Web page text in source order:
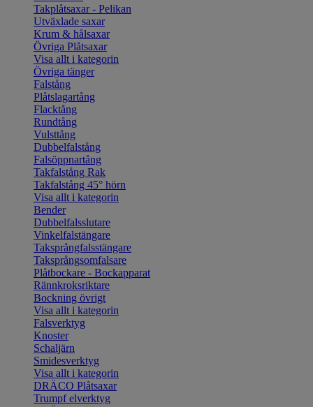
Takplåtsaxar - Pelikan
Utväxlade saxar
Krum & hålsaxar
Övriga Plåtsaxar
Visa allt i kategorin
Övriga tänger
Falstång
Plåtslagartång
Flacktång
Rundtång
Vulsttång
Dubbelfalstång
Falsöppnartång
Takfalstång Rak
Takfalstång 45° hörn
Visa allt i kategorin
Bender
Dubbelfalsslutare
Vinkelfalstängare
Taksprångfalsstängare
Taksprångsomfalsare
Plåtbockare - Bockapparat
Rännkroksriktare
Bockning övrigt
Visa allt i kategorin
Falsverktyg
Knoster
Schaljärn
Smidesverktyg
Visa allt i kategorin
DRÄCO Plåtsaxar
Trumpf elverktyg